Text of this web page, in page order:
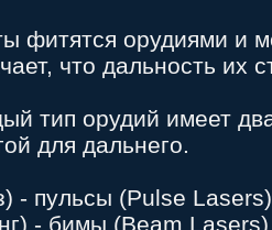
фитятся орудиями и
что дальность их
тип орудий имеет
для дальнего.
- пульсы (Pulse Lasers)
- бимы (Beam Lasers)